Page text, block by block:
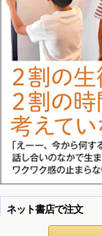
ネット書店で注文